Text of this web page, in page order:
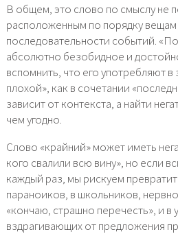
В общем, это слово по смыслу не
расположенным по порядку вещам
последовательности событий.
абсолютно безобидное и
вспомнить, что его употребляют
плохой», как в сочетании
зависит от контекста, а найти
чем угодно.
Слово «крайний» может иметь
кого свалили всю вину», но если
каждый раз, мы рискуем
параноиков, в школьников,
«кончаю, страшно перечесть», и в
вздрагивающих от предложения